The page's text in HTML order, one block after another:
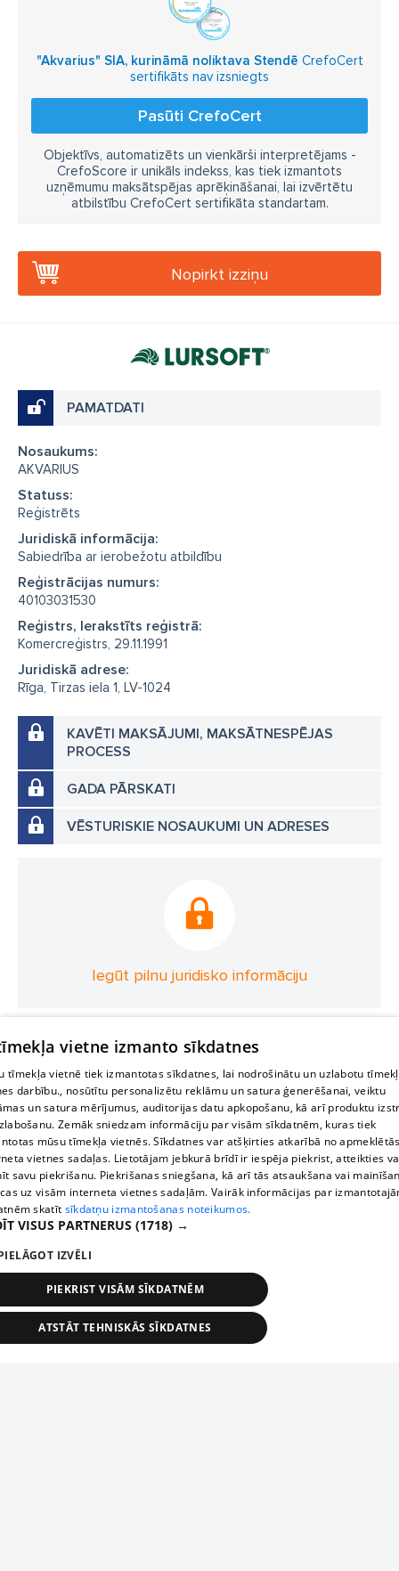
"Akvarius" SIA, kurināmā noliktava Stendē CrefoCert
sertifikāts nav izsniegts
Pasūti CrefoCert
Objektīvs, automatizēts un vienkārši interpretējams -
CrefoScore ir unikāls indekss, kas tiek izmantots
uzņēmumu maksātspējas aprēķināšanai, lai izvērtētu
atbilstību CrefoCert sertifikāta standartam.
Nopirkt izziņu
PAMATDATI
Nosaukums:
AKVARIUS
Statuss:
Reģistrēts
Juridiskā informācija:
Sabiedrība ar ierobežotu atbildību
Reģistrācijas numurs:
40103031530
Reģistrs, Ierakstīts reģistrā:
Komercreģistrs, 29.11.1991
Juridiskā adrese:
Rīga, Tirzas iela 1, LV-1024
KAVĒTI MAKSĀJUMI, MAKSĀTNESPĒJAS
PROCESS
GADA PĀRSKATI
VĒSTURISKIE NOSAUKUMI UN ADRESES
Iegūt pilnu juridisko informāciju
vietne izmanto sīkdatnes
tīmekļa vietnē tiek izmantotas sīkdatnes, lai nodrošinātu un uzlabotu
darbību., nosūtītu personalizētu reklāmu un satura ģenerēšanai, veiktu
un satura mērījumus, auditorijas datu apkopošanu, kā arī produktu
Zemāk sniedzam informāciju par visām sīkdatnēm, kuras tiek
mūsu tīmekļa vietnēs. Sīkdatnes var atšķirties atkarībā no
vietnes sadaļas. Lietotājam jebkurā brīdī ir iespēja piekrist, atteikties
savu piekrišanu. Piekrišanas sniegšana, kā arī tās atsaukšana vai
uz visām interneta vietnes sadaļām. Vairāk informācijas par
skatīt sīkdatņu izmantošanas noteikumos.
VISUS PARTNERUS (1718) →
IZVĒLI
PIEKRIST VISĀM SĪKDATNĒM
ATSTĀT TEHNISKĀS SĪKDATNES